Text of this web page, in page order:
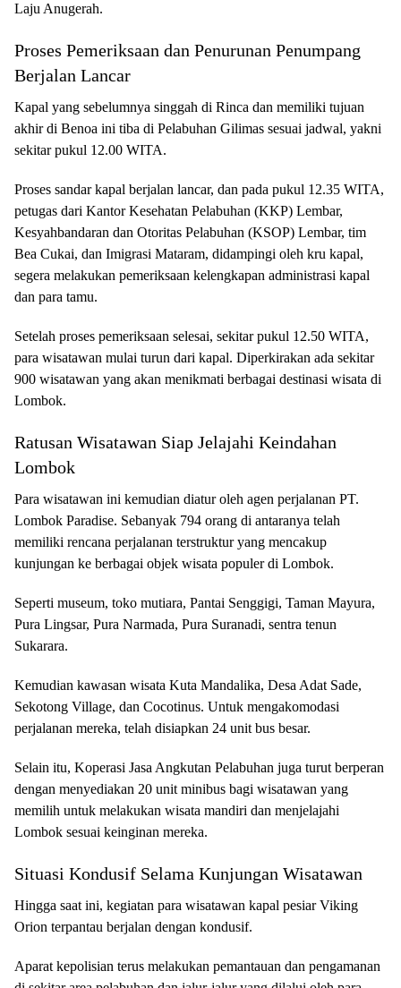
Laju Anugerah.
Proses Pemeriksaan dan Penurunan Penumpang
Berjalan Lancar
Kapal yang sebelumnya singgah di Rinca dan memiliki tujuan
akhir di Benoa ini tiba di Pelabuhan Gilimas sesuai jadwal, yakni
sekitar pukul 12.00 WITA.
Proses sandar kapal berjalan lancar, dan pada pukul 12.35 WITA,
petugas dari Kantor Kesehatan Pelabuhan (KKP) Lembar,
Kesyahbandaran dan Otoritas Pelabuhan (KSOP) Lembar, tim
Bea Cukai, dan Imigrasi Mataram, didampingi oleh kru kapal,
segera melakukan pemeriksaan kelengkapan administrasi kapal
dan para tamu.
Setelah proses pemeriksaan selesai, sekitar pukul 12.50 WITA,
para wisatawan mulai turun dari kapal. Diperkirakan ada sekitar
900 wisatawan yang akan menikmati berbagai destinasi wisata di
Lombok.
Ratusan Wisatawan Siap Jelajahi Keindahan
Lombok
Para wisatawan ini kemudian diatur oleh agen perjalanan PT.
Lombok Paradise. Sebanyak 794 orang di antaranya telah
memiliki rencana perjalanan terstruktur yang mencakup
kunjungan ke berbagai objek wisata populer di Lombok.
Seperti museum, toko mutiara, Pantai Senggigi, Taman Mayura,
Pura Lingsar, Pura Narmada, Pura Suranadi, sentra tenun
Sukarara.
Kemudian kawasan wisata Kuta Mandalika, Desa Adat Sade,
Sekotong Village, dan Cocotinus. Untuk mengakomodasi
perjalanan mereka, telah disiapkan 24 unit bus besar.
Selain itu, Koperasi Jasa Angkutan Pelabuhan juga turut berperan
dengan menyediakan 20 unit minibus bagi wisatawan yang
memilih untuk melakukan wisata mandiri dan menjelajahi
Lombok sesuai keinginan mereka.
Situasi Kondusif Selama Kunjungan Wisatawan
Hingga saat ini, kegiatan para wisatawan kapal pesiar Viking
Orion terpantau berjalan dengan kondusif.
Aparat kepolisian terus melakukan pemantauan dan pengamanan